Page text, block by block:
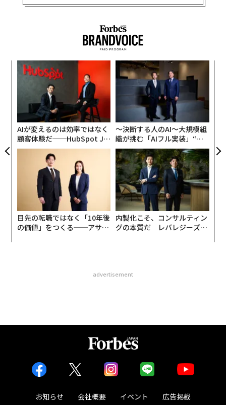
AIが変えるのは効率ではなく
顧客体験だ──HubSpot Ja
panが語る「Grow Better」
な組織のつくり方
〜決断する人のAI〜大規模組
織が挑む「AIフル実装」“使
う”企業から“動く”企業へ【N
TTドコモビジネス×PwC】
目先の転職ではなく「10年後
の価値」をつくる──アサイ
内製化こそ、コンサルティン
グの本質だ レバレジーズが
advertisement
お知らせ 会社概要 イベント 広告掲載